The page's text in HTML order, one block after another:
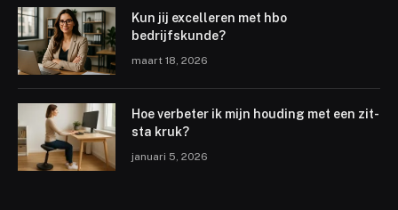
Kun jij excelleren met hbo
bedrijfskunde?
maart 18, 2026
Hoe verbeter ik mijn houding met een zit-
sta kruk?
januari 5, 2026